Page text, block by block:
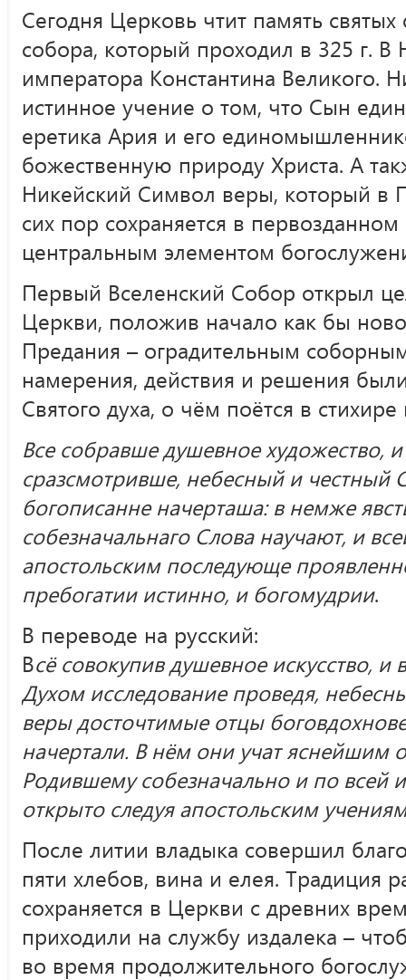
Сегодня Церковь чтит память святых
собора, который проходил в 325 г. В
императора Константина Великого.
истинное учение о том, что Сын
еретика Ария и его
божественную природу Христа. А
Никейский Символ веры, который в
сих пор сохраняется в
центральным элементом
Первый Вселенский Собор открыл
Церкви, положив начало как бы
Предания – оградительным
намерения, действия и решения
Святого духа, о чём поётся в стихире
Все собравше душевное художество,
сразсмотривше, небесный и честный
богописанне начерташа: в немже
собезначальнаго Слова научают, и
апостольским последующе
пребогатии истинно, и богомудрии.
В переводе на русский:
Всё совокупив душевное искусство,
Духом исследование проведя,
веры досточтимые отцы
начертали. В нём они учат яснейшим
Родившему собезначально и по всей
открыто следуя апостольским
После литии владыка совершил
пяти хлебов, вина и елея. Традиция
сохраняется в Церкви с древних
приходили на службу издалека –
во время продолжительного